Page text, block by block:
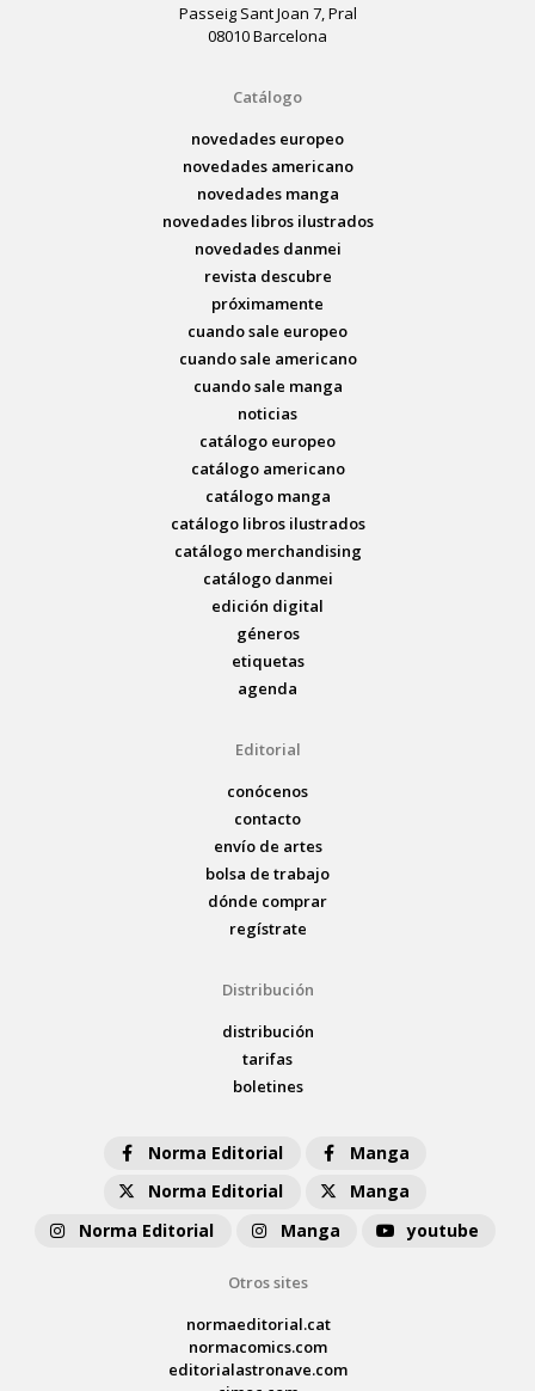
Passeig Sant Joan 7, Pral
08010 Barcelona
Catálogo
novedades europeo
novedades americano
novedades manga
novedades libros ilustrados
novedades danmei
revista descubre
próximamente
cuando sale europeo
cuando sale americano
cuando sale manga
noticias
catálogo europeo
catálogo americano
catálogo manga
catálogo libros ilustrados
catálogo merchandising
catálogo danmei
edición digital
géneros
etiquetas
agenda
Editorial
conócenos
contacto
envío de artes
bolsa de trabajo
dónde comprar
regístrate
Distribución
distribución
tarifas
boletines
Norma Editorial
Manga
Norma Editorial
Manga
Norma Editorial
Manga youtube
Otros sites
normaeditorial.cat
normacomics.com
editorialastronave.com